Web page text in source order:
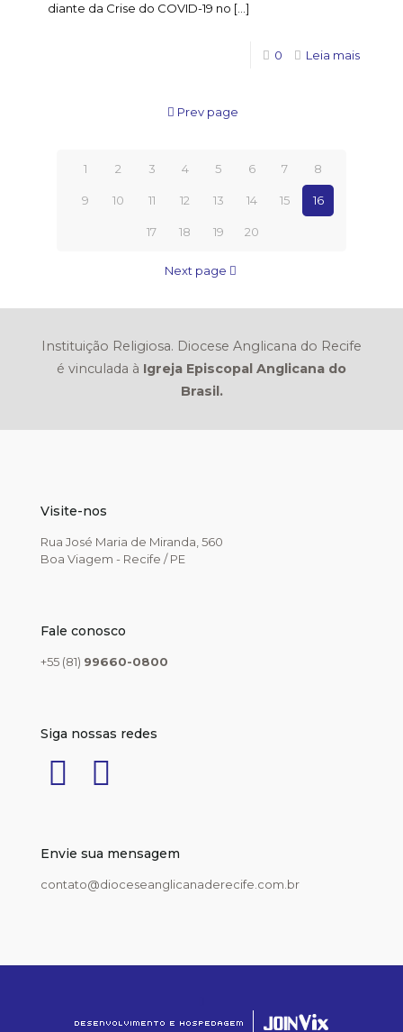
diante da Crise do COVID-19 no […]
0 Leia mais
Prev page
1 2 3 4 5 6 7 8
9 10 11 12 13 14 15 16
17 18 19 20
Next page
Instituição Religiosa. Diocese Anglicana do Recife
é vinculada à Igreja Episcopal Anglicana do
Brasil.
Visite-nos
Rua José Maria de Miranda, 560
Boa Viagem - Recife / PE
Fale conosco
+55 (81) 99660-0800
Siga nossas redes
Envie sua mensagem
contato@dioceseanglicanaderecife.com.br